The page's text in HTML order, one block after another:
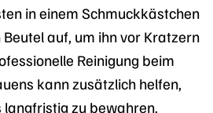
in einem Schmuckkästchen
auf, um ihn vor Kratzern
Reinigung beim
kann zusätzlich helfen,
langfristig zu bewahren.